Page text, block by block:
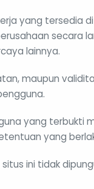
yang tersedia di
secara
lainnya.
maupun
yang terbukti
yang
ini tidak